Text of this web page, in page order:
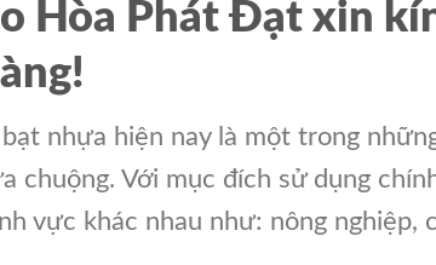
Hòa Phát Đạt xin
nhựa hiện nay là một trong
chuộng. Với mục đích sử dụng
vực khác nhau như: nông nghiệp,